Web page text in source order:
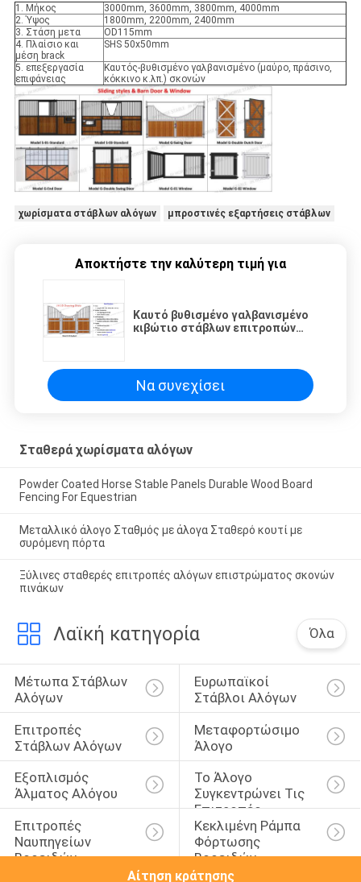
1. Μήκος
3000mm, 3600mm, 3800mm, 4000mm
2. Ύψος
1800mm, 2200mm, 2400mm
3. Στάση μετα
OD115mm
4. Πλαίσιο και
μέση brack
SHS 50x50mm
5. επεξεργασία
επιφάνειας
Καυτός-βυθισμένο γαλβανισμένο (μαύρο, πράσινο,
κόκκινο κ.λπ.) σκονών
χωρίσματα στάβλων αλόγων μπροστινές εξαρτήσεις στάβλων
Αποκτήστε την καλύτερη τιμή για
Καυτό βυθισμένο γαλβανισμένο
κιβώτιο στάβλων επιτροπών
Να συνεχίσει
Σταθερά χωρίσματα αλόγων
Powder Coated Horse Stable Panels Durable Wood Board
Fencing For Equestrian
Μεταλλικό άλογο Σταθμός με άλογα Σταθερό κουτί με
συρόμενη πόρτα
Ξύλινες σταθερές επιτροπές αλόγων επιστρώματος σκονών
πινάκων
Λαϊκή κατηγορία Όλα
Μέτωπα Στάβλων
Αλόγων
Ευρωπαϊκοί
Στάβλοι Αλόγων
Επιτροπές
Στάβλων Αλόγων
Μεταφορτώσιμο
Άλογο
Εξοπλισμός
Άλματος Αλόγου
Το Άλογο
Συγκεντρώνει Τις
Επιτροπές
Επιτροπές
Ναυπηγείων
Βοοειδών
Κεκλιμένη Ράμπα
Φόρτωσης
Βοοειδών
Αίτηση κράτησης